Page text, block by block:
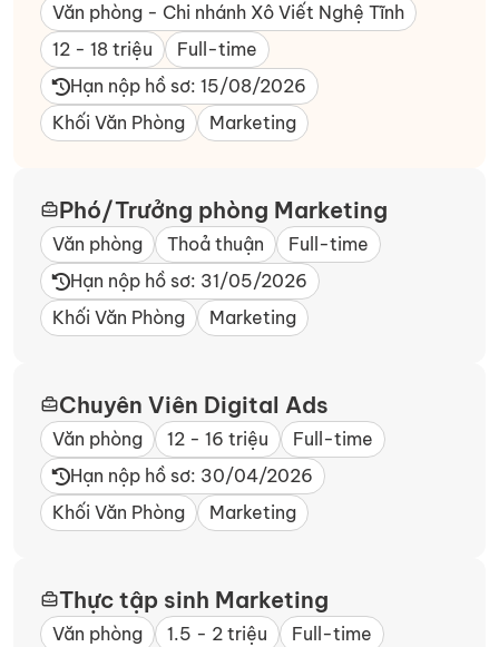
Văn phòng - Chi nhánh Xô Viết Nghệ Tĩnh​
12 - 18 triệu
Full-time
Hạn nộp hồ sơ: 15/08/2026
Khối Văn Phòng
Marketing
Phó/Trưởng phòng Marketing
Văn phòng Thoả thuận
Full-time
Hạn nộp hồ sơ: 31/05/2026
Khối Văn Phòng
Marketing
Chuyên Viên Digital Ads
Văn phòng 12 - 16 triệu
Full-time
Hạn nộp hồ sơ: 30/04/2026
Khối Văn Phòng
Marketing
Thực tập sinh Marketing
Văn phòng 1.5 - 2 triệu
Full-time